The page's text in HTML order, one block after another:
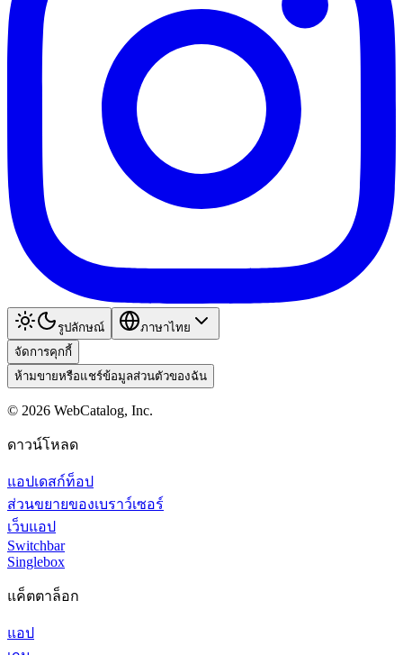
รูปลักษณ์
ภาษาไทย
จัดการคุกกี้
ห้ามขายหรือแชร์ข้อมูลส่วนตัวของฉัน
© 2026 WebCatalog, Inc.
ดาวน์โหลด
แอปเดสก์ท็อป
ส่วนขยายของเบราว์เซอร์
เว็บแอป
Switchbar
Singlebox
แค็ตตาล็อก
แอป